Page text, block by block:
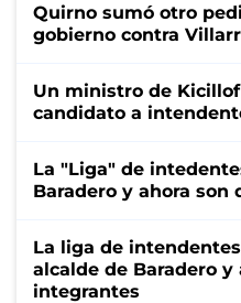
Quirno sumó otro
gobierno contra
Un ministro de
candidato a
La "Liga" de
Baradero y ahora son
La liga de
alcalde de Baradero y
integrantes